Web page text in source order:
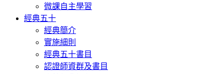
微課自主學習
經典五十
經典簡介
實施細則
經典五十書目
認證師資群及書目